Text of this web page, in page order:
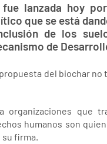
lanzada hoy
que se está
de los
de
del biochar
organizaciones que
humanos son
su firma.